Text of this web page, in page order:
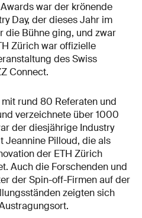
war der krönende
Day, der dieses Jahr im
die Bühne ging, und zwar
Zürich war offizielle
des Swiss
Connect.
rund 80 Referaten und
verzeichnete über 1000
der diesjährige Industry
Jeannine Pilloud, die als
der ETH Zürich
Auch die Forschenden und
der Spin-off-Firmen auf der
zeigten sich